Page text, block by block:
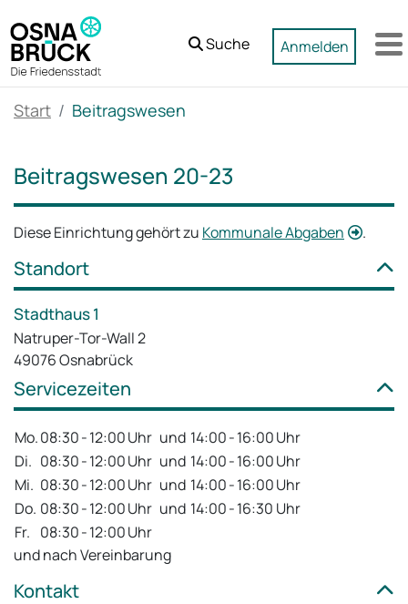
Zum Hauptinhalt springen
Suche Anmelden
Start Beitragswesen
Beitragswesen 20-23
Diese Einrichtung gehört zu Kommunale Abgaben .
Standort
Stadthaus 1
Natruper-Tor-Wall 2
49076 Osnabrück
Servicezeiten
Mo.08:30-12:00Uhr und 14:00-16:00Uhr
Di. 08:30-12:00Uhr und 14:00-16:00Uhr
Mi. 08:30-12:00Uhr und 14:00-16:00Uhr
Do. 08:30-12:00Uhr und 14:00-16:30 Uhr
Fr. 08:30-12:00Uhr
und nach Vereinbarung
Kontakt